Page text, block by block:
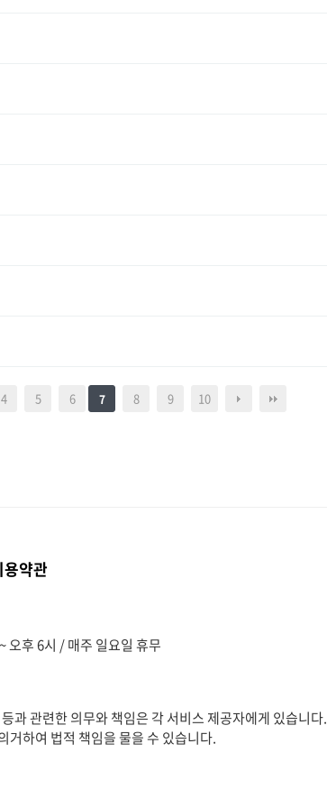
4 5 6 7 8 9 10
약관
오후 6시 / 매주 일요일 휴무
과 관련한 의무와 책임은 각 서비스 제공자에게 있습니다.
거하여 법적 책임을 물을 수 있습니다.